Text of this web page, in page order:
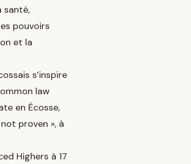
santé,
pouvoirs
et la
s’inspire
law
en Écosse,
proven », à
Highers à 17